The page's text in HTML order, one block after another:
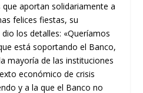
aportan solidariamente a
felices fiestas, su
los detalles: «Queríamos
está soportando el Banco,
mayoría de las instituciones
económico de crisis
y a la que el Banco no